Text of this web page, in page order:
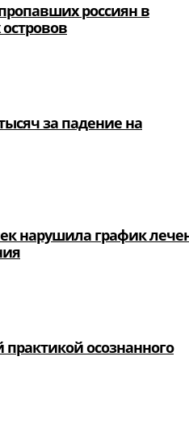
россиян в
за падение на
нарушила график
практикой осознанного